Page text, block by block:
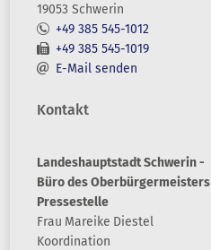
19053 Schwerin
+49 385 545-1012
+49 385 545-1019
E-Mail senden
Kontakt
Landeshauptstadt Schwerin -
Büro des Oberbürgermeisters
Pressestelle
Frau Mareike Diestel
Koordination